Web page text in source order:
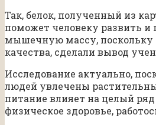
Так, белок, полученный из
поможет человеку развить и
мышечную массу, поскольку
качества, сделали вывод
Исследование актуально,
людей увлечены
питание влияет на целый
физическое здоровье,